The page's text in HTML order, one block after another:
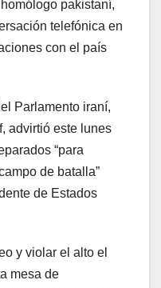
pakistaní,
telefónica en
con el país
Parlamento iraní,
advirtió este lunes
“para
de batalla”
de Estados
y violar el alto el
mesa de